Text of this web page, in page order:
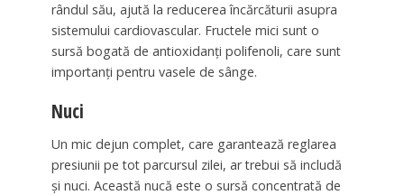
rândul său, ajută la reducerea încărcăturii asupra
sistemului cardiovascular. Fructele mici sunt o
sursă bogată de antioxidanți polifenoli, care sunt
importanți pentru vasele de sânge.
Nuci
Un mic dejun complet, care garantează reglarea
presiunii pe tot parcursul zilei, ar trebui să includă
și nuci. Această nucă este o sursă concentrată de